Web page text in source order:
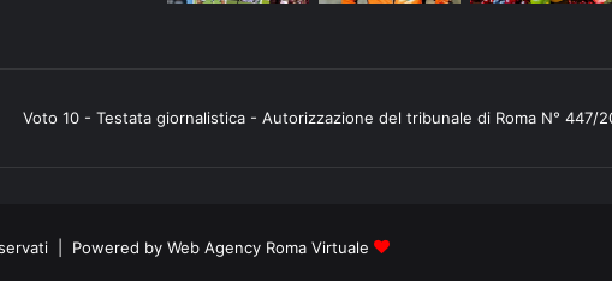
Voto 10 - Testata giornalistica - Autorizzazione del tribunale di Roma N° 447/
| Powered by Web Agency Roma Virtuale